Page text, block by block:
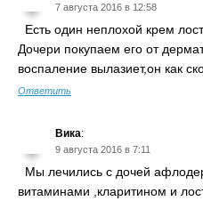
7 августа 2016 в 12:58
Есть один неплохой крем
Дочери покупаем его от
воспаление вылазиет,он как
Ответить
Вика:
9 августа 2016 в 7:11
Мы лечились с дочей
витаминами ,кларитином и